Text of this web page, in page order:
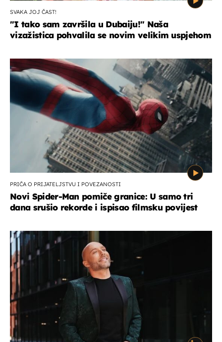
SVAKA JOJ ČAST!
"I tako sam završila u Dubaiju!" Naša
vizažistica pohvalila se novim velikim uspjehom
PRIČA O PRIJATELJSTVU I POVEZANOSTI
Novi Spider-Man pomiče granice: U samo tri
dana srušio rekorde i ispisao filmsku povijest